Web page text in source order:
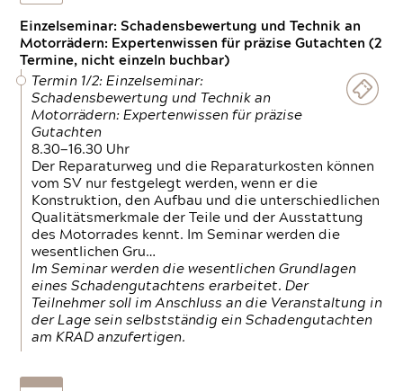
Einzelseminar: Schadensbewertung und Technik an
Motorrädern: Expertenwissen für präzise Gutachten (2
Termine, nicht einzeln buchbar)
Termin 1/2: Einzelseminar:
Schadensbewertung und Technik an
Motorrädern: Expertenwissen für präzise
Gutachten
8.30—16.30 Uhr
Der Reparaturweg und die Reparaturkosten können
vom SV nur festgelegt werden, wenn er die
Konstruktion, den Aufbau und die unterschiedlichen
Qualitätsmerkmale der Teile und der Ausstattung
des Motorrades kennt. Im Seminar werden die
wesentlichen Gru…
Im Seminar werden die wesentlichen Grundlagen
eines Schadengutachtens erarbeitet. Der
Teilnehmer soll im Anschluss an die Veranstaltung in
der Lage sein selbstständig ein Schadengutachten
am KRAD anzufertigen.